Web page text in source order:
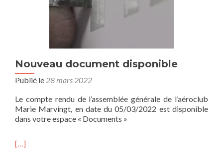
Nouveau document disponible
Publié le 28 mars 2022
Le compte rendu de l’assemblée générale de l’aéroclub
Marie Marvingt, en date du 05/03/2022 est disponible
dans votre espace « Documents »
[…]